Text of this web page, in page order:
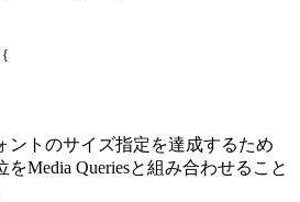
{
ントのサイズ指定を達成するため
Media Queriesと組み合わせること